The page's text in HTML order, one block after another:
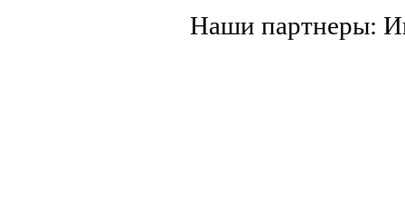
Наши партнеры: